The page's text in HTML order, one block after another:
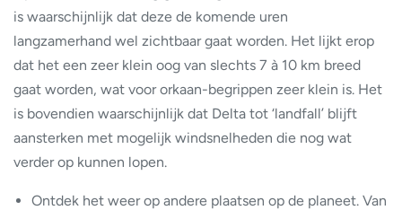
is waarschijnlijk dat deze de komende uren
langzamerhand wel zichtbaar gaat worden. Het lijkt erop
dat het een zeer klein oog van slechts 7 à 10 km breed
gaat worden, wat voor orkaan-begrippen zeer klein is. Het
is bovendien waarschijnlijk dat Delta tot ‘landfall’ blijft
aansterken met mogelijk windsnelheden die nog wat
verder op kunnen lopen.
Ontdek het weer op andere plaatsen op de planeet. Van